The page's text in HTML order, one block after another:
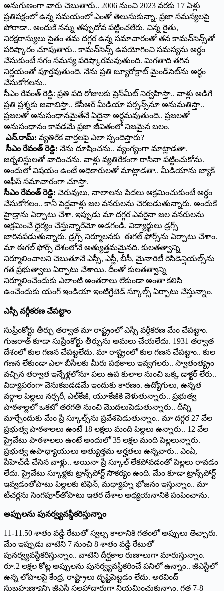
అనుగుణంగా వారు చెబుతారు.. 2006 నుంచి 2023 వరకు 17 ఏళ్లు
ప్రతిపక్షంలో ఉన్న సమయంలో ఎంతో తెలుసుకున్నా. ప్రజా సమస్యలపై
పోరాడా.. అందుకే నన్ను తప్పుదోవ పట్టించలేరు. చిన్న రైతు,
నిరక్షరాస్యులు సైతం తమ దగ్గర ఉన్న సమాచారంతో తన కామన్‌సెన్స్‌తో
పరిష్కారం చూపుతారు.. కామన్‌సెన్స్ ఉపయోగించి సమస్యను అర్ధం
చేసుకుంటే సగం సమస్య పరిష్కారమవుతుంది. మిగతాది తగిన
నిర్ణయంతో పూర్తవుతుంది. నేను ప్రతి బ్యూరోక్రాట్ మైండ్‌సెట్‌ను అర్ధం
చేసుకోగలను..
సీఎం రేవంత్ రెడ్డి: ప్రతి పది రోజులకు ప్రెస్‌మీట్ నిర్వహిస్తా.. వాళ్లు అడిగే
ప్రతి ప్రశ్నకు జవాబిస్తా.. కేసీఆర్ మీడియా పర్సన్స్‌నూ అనుమతిస్తా..
ప్రజలతో అనుసంధానమైతేనే ఏదైనా అర్ధమవుతుంది.. ప్రజలతో
అనుసంధానం కావడమే ప్రజా జీవితంలో నిజమైన బలం.
ఎన్.రామ్: వ్యతిరేక వార్తలపై ఎలా స్పందిస్తారు?
సీఎం రేవంత్ రెడ్డి: నేను దూషించను.. వ్యంగ్యంగా మాట్లాడతా.
జర్నలిస్టులతో వాదించను. వాళ్లు వ్యతిరేకంగా రాసినా పట్టించుకోను.
అందులో విషయం ఉంటే అధికారులతో మాట్లాడతా.. మీడియాను బ్యాక్
ఆఫీస్ సమాచారంగా చూస్తా.
సీఎం రేవంత్ రెడ్డి: చెరువులు, నాలాలను పేదలు ఆక్రమించుకుంటే అర్ధం
చేసుకోగలం.. కానీ పెద్దవాళ్లు జల వనరులను చెరబడుతున్నారు. అందుకే
హైడ్రాను ఏర్పాటు చేశా. ఇప్పుడు మా దగ్గర ఎవరైనా జల వనరులను
ఆక్రమించే ధైర్యం చేస్తున్నారేమో అడగండి. విద్యార్థులు డ్రగ్స్
బారినపడుతున్నారు. డ్రగ్స్ నిర్మూలనకు ఈగల్ ఫోర్స్‌ను ఏర్పాటు చేశాం.
మా ఈగల్ ఫోర్స్ దేశంలోనే అత్యుత్తమమైనది. కులతత్వాన్ని
నిర్మూలించాలని చెబుతూనే ఎస్సీ, ఎస్టీ, బీసీ, మైనారిటీ రెసిడెన్షియల్స్‌ను
గత ప్రభుత్వాలు ఏర్పాటు చేశాయి. దీంతో కులతత్వాన్ని
నిర్మూలించేందుకు ఎలాంటి అంతరాలు లేకుండా అంతా కలిసి
ఉంచేందుకు యంగ్ ఇండియా ఇంటిగ్రేటెడ్ స్కూల్స్ ఏర్పాటు చేస్తున్నాం.
ఎస్సీ వర్గీకరణ చేపట్టాం
సుప్రీంకోర్టు తీర్పు తర్వాత మా రాష్ట్రంలో ఎస్సీ వర్గీకరణ మేం చేపట్టాం.
గుజరాత్ కూడా సుప్రీంకోర్టు తీర్పును అమలు చేయలేదు. 1931 తర్వాత
దేశంలో కుల గణన చేపట్టలేదు. మా రాష్ట్రంలో కుల గణన చేపట్టాం.. కుల
గణన లేకుండా ఎలా బీసీలకు మీరు పథకాలు ఇవ్వగలరు.. స్వాతంత్య్రం
వచ్చిన తర్వాత ఇన్నేళ్లలోనూ పలు ఉప కులాల నుంచి ఒక్క డాక్టర్ లేరు..
విద్యాపరంగా వెనుకబడడమే ఇందుకు కారణం. ఉద్యోగులు, ఉన్నత
వర్గాల పిల్లలు నర్సరీ, ఎల్‌కేజీ, యూకేజీకి వెళుతున్నారు.. ప్రభుత్వ
పాఠశాల్లలో ఒకటో తరగతి నుంచి మొదలుపెడుతున్నారు.. దీన్ని
మార్చేందుకు మేం ప్రీ స్కూల్స్‌ను ప్రవేశపెడుతున్నాం.. మా దగ్గర 27 వేల
ప్రభుత్వ పాఠశాలలు ఉంటే 18 లక్షలు మంది పిల్లలు ఉన్నారు.. 12 వేల
ప్రైవేటు పాఠశాలలు ఉంటే అందులో 35 లక్షల మంది పిల్లలున్నారు.
ప్రభుత్వ ఉపాధ్యాయులు అత్యుత్తమ అర్హతలు ఉన్నవారు.. ఎంఏ,
పీహెచ్‌డీ చేసిన వాళ్లు.. అయినా ప్రీ స్కూల్ లేకపోవడంతో పిల్లలు రావడం
లేదు. ప్రైవేటు స్కూళ్లకు ట్రాన్స్‌పోర్ట్ సౌకర్యం ఉంది. మేం కూడా ట్రాన్స్‌పోర్ట్
ఇవ్వడంతోపాటు పిల్లలకు టిఫిన్, మధ్యాహ్న భోజనం ఇస్తున్నాం.. మా
టీచర్లను సింగపూర్‌తోపాటు ఇతర దేశాల అధ్యయనానికి పంపించాను.
అప్పులను పునర్వ్యవస్థీకరిస్తున్నాం
11-11.50 శాతం వడ్డీ రేటుతో స్వల్ప కాలానికి గతంలో అప్పులు తెచ్చారు.
మేం ఇప్పుడు వాటిని 7 నుంచి 8 శాతం వడ్డీ రేటుతో
పునర్వ్యవస్థీకరిస్తున్నాం.. వాటిని దీర్ఘకాల రుణాలుగా మారుస్తున్నాం.
రూ.2 లక్షల కోట్ల అప్పులను పునర్వ్యవస్థీకరించే పనిలో ఉన్నాం.. జీఎస్టీలో
ఉన్న లోపాలపై కేంద్ర, రాష్ట్రాలు దృష్టిపెట్టడం లేదు. అరవింద్
సుబ్రహ్మణ్యాన్ని జీఎస్టీ సలహాదారుగా నియమించుకున్నాం. గత 7-8